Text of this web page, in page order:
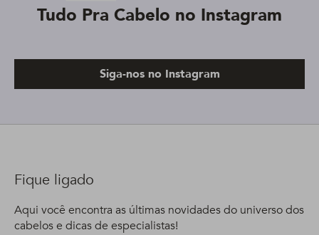
Tudo Pra Cabelo no Instagram
Siga-nos no Instagram
Fique ligado
Aqui você encontra as últimas novidades do universo dos
cabelos e dicas de especialistas!